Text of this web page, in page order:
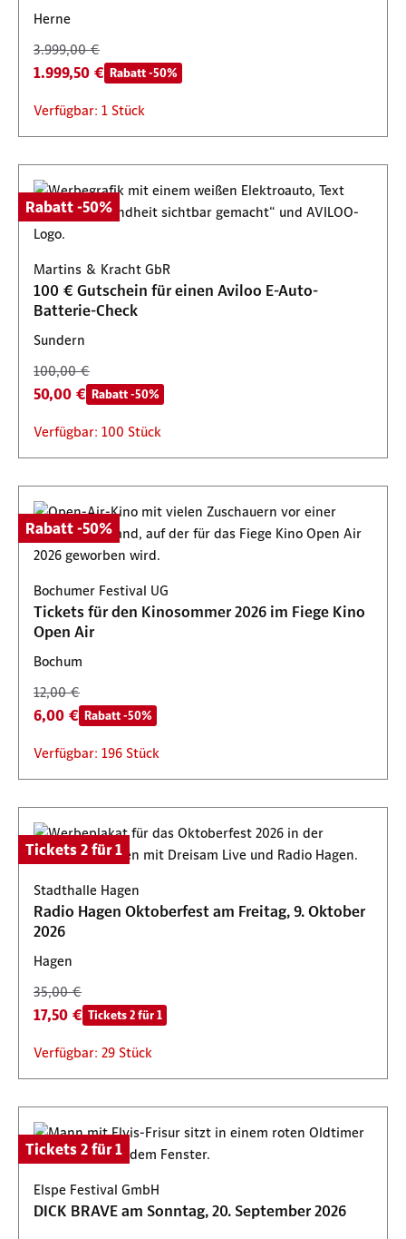
Herne
3.999,00 €
1.999,50 € Rabatt -50%
Verfügbar: 1 Stück
Rabatt -50%
Martins & Kracht GbR
100 € Gutschein für einen Aviloo E-Auto-
Batterie-Check
Sundern
100,00 €
50,00 € Rabatt -50%
Verfügbar: 100 Stück
Rabatt -50%
Bochumer Festival UG
Tickets für den Kinosommer 2026 im Fiege Kino
Open Air
Bochum
12,00 €
6,00 € Rabatt -50%
Verfügbar: 196 Stück
Tickets 2 für 1
Stadthalle Hagen
Radio Hagen Oktoberfest am Freitag, 9. Oktober
2026
Hagen
35,00 €
17,50 € Tickets 2 für 1
Verfügbar: 29 Stück
Tickets 2 für 1
Elspe Festival GmbH
DICK BRAVE am Sonntag, 20. September 2026